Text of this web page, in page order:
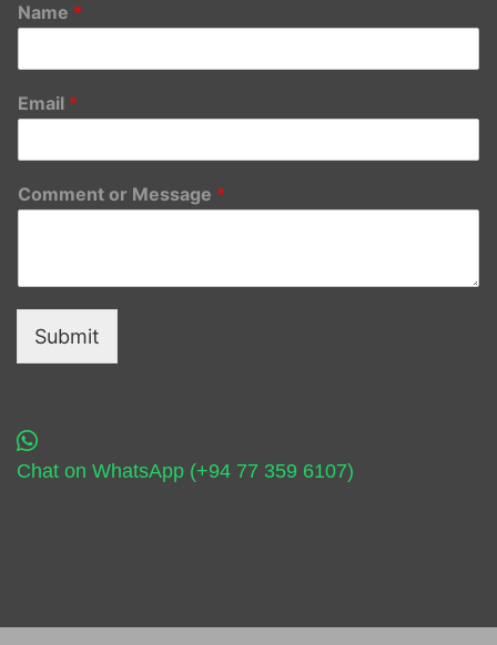
Name *
Email *
Comment or Message *
Submit
Chat on WhatsApp (+94 77 359 6107)